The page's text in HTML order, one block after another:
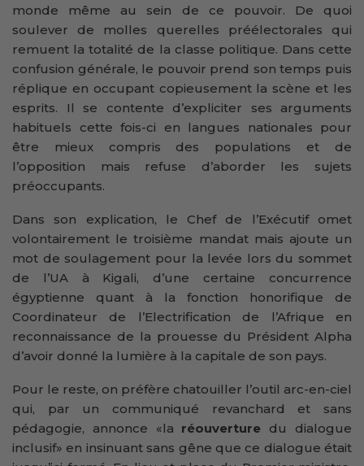
monde même au sein de ce pouvoir. De quoi
soulever de molles querelles préélectorales qui
remuent la totalité de la classe politique. Dans cette
confusion générale, le pouvoir prend son temps puis
réplique en occupant copieusement la scène et les
esprits. Il se contente d’expliciter ses arguments
habituels cette fois-ci en langues nationales pour
être mieux compris des populations et de
l’opposition mais refuse d’aborder les sujets
préoccupants.
Dans son explication, le Chef de l’Exécutif omet
volontairement le troisième mandat mais ajoute un
mot de soulagement pour la levée lors du sommet
de l’UA à Kigali, d’une certaine concurrence
égyptienne quant à la fonction honorifique de
Coordinateur de l’Electrification de l’Afrique en
reconnaissance de la prouesse du Président Alpha
d’avoir donné la lumière à la capitale de son pays.
Pour le reste, on préfère chatouiller l’outil arc-en-ciel
qui, par un communiqué revanchard et sans
pédagogie, annonce «la réouverture du dialogue
inclusif» en insinuant sans gêne que ce dialogue était